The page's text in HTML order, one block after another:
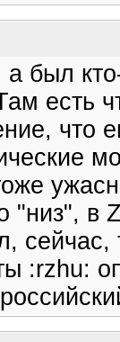
а был
есть
что
"низ", в
:rzhu: